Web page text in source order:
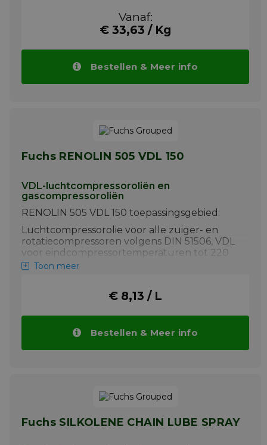
oscillerende bewegingen en trillingen. Door
de witte kleur wordt GLEITMO 585 K ook
omstandigheden, o.a. in textiel- en
papierverwerkende en vul- en
Vanaf:
€ 33,63 / Kg
Bestellen & Meer info
Fuchs RENOLIN 505 VDL 150
VDL-luchtcompressoroliën en
gascompressoroliën
RENOLIN 505 VDL 150 toepassingsgebied:
Luchtcompressorolie voor alle zuiger- en
rotatiecompressoren volgens DIN 51506, VDL
voor eindcompressortemperaturen tot 220
°C. Als andere media worden
specificaties van de fabrikant moeten in acht
Toon meer
€ 8,13 / L
Bestellen & Meer info
Fuchs SILKOLENE CHAIN LUBE SPRAY